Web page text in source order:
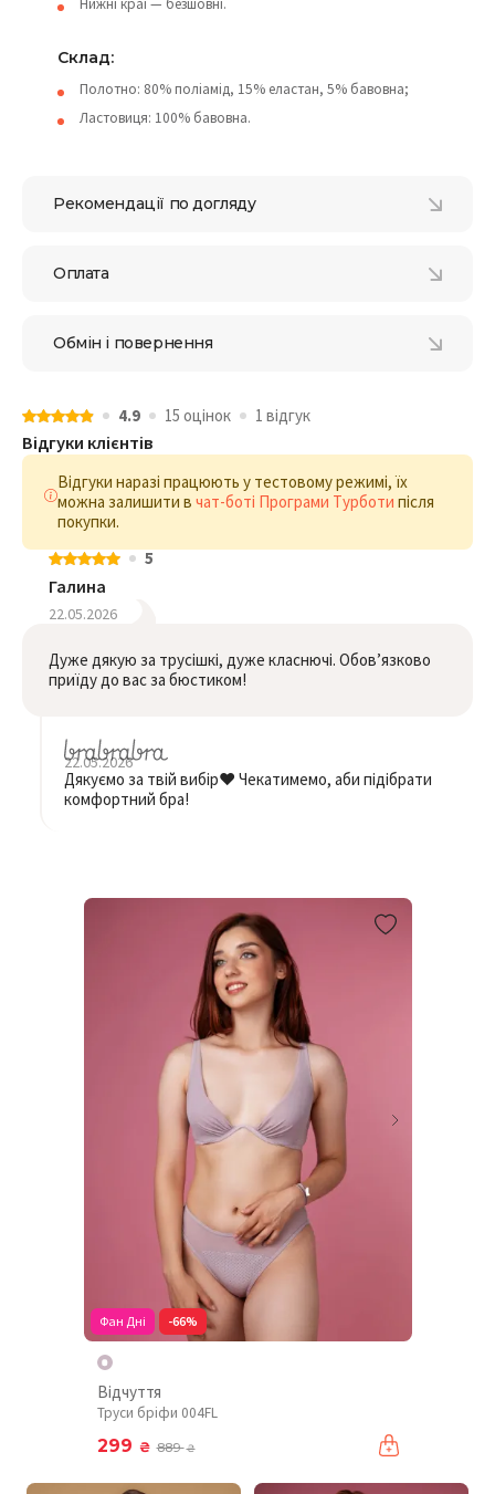
Нижні краї — безшовні.
Склад:
Полотно: 80% поліамід, 15% еластан, 5% бавовна;
Ластовиця: 100% бавовна.
Рекомендації по догляду
Оплата
Обмін і повернення
4.9 15 оцiнок 1 відгук
Відгуки клієнтів
Відгуки наразі працюють у тестовому режимі, їх
можна залишити в чат-боті Програми Турботи після
покупки.
5
Галина
22.05.2026
Дуже дякую за трусішкі, дуже класнючі. Обовʼязково
приїду до вас за бюстиком!
22.05.2026
Дякуємо за твій вибір❤️ Чекатимемо, аби підібрати
комфортний бра!
Фан Дні -66%
Відчуття
Труси бріфи 004FL
299 ₴ 889₴